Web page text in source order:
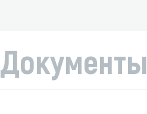
Документы